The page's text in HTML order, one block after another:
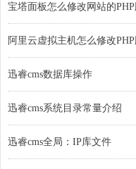
宝塔面板怎么修改网站的
阿里云虚拟主机怎么修改
迅睿cms数据库操作
迅睿cms系统目录常量介绍
迅睿cms全局：IP库文件